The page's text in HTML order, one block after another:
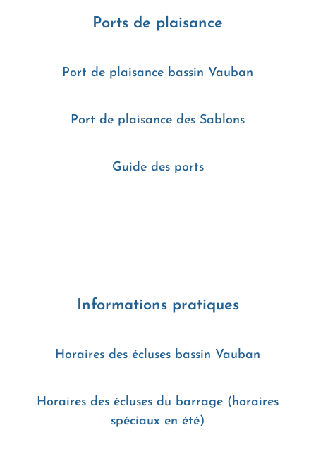
Ports de plaisance
Port de plaisance bassin Vauban
Port de plaisance des Sablons
Guide des ports
Informations pratiques
Horaires des écluses bassin Vauban
Horaires des écluses du barrage (horaires
spéciaux en été)